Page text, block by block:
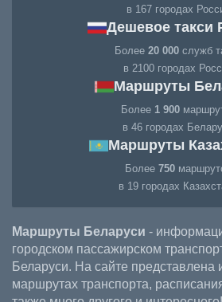
в 167 городах
Дешевое такси
Более 20 000 служб
в 2100 городах
Маршруты
Более 1 900
в 46 городах
Маршруты
Более 750
в 19 городах
Маршруты Беларуси -
городском пассажирском
Беларуси. На сайте
маршрутах транспорта,